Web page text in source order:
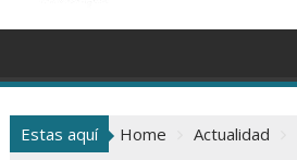
Estas aquí Home
Actualidad